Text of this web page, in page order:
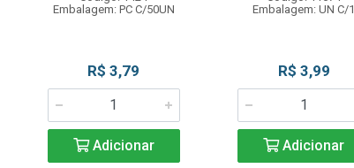
Embalagem: PC C/50UN
R$ 3,79
Adicionar
Embalagem: UN C/1
R$ 3,99
Adicionar